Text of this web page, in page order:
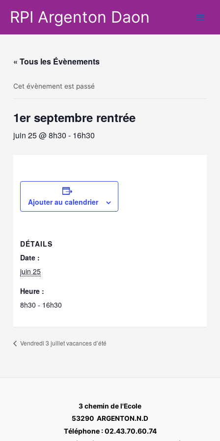
RPI Argenton Daon
« Tous les Évènements
Cet évènement est passé
1er septembre rentrée
juin 25 @ 8h30 - 16h30
Ajouter au calendrier
DÉTAILS
Date :
juin 25
Heure :
8h30 - 16h30
Vendredi 3 juillet vacances d’été
3 chemin de l'Ecole
53290 ARGENTON.N.D
Téléphone : 02.43.70.60.74